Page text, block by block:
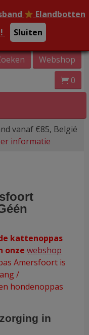
Elandbotten
Sluiten
Webshop
0
vanaf €85, België
informatie
kattenoppas
onzewebshop
Amersfoort is
/
hondenoppas
in
Elandbotten
Sluiten